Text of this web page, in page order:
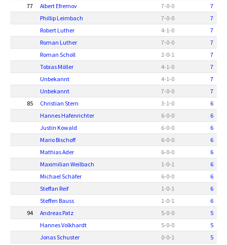
77
Albert Efremov 7-0-0
7
Phillip Leimbach
7-0-0
7
Robert Luther
4-1-0
7
Roman Luther
7-0-0
7
Roman Scholl
2-0-1
7
Tobias Möller
4-1-0
7
Unbekannt
4-1-0
7
Unbekannt
7-0-0
7
85
Christian Stern 3-1-0
6
Hannes Hafenrichter
6-0-0
6
Justin Kowald
6-0-0
6
Mario Bischoff
6-0-0
6
Mathias Ader
6-0-0
6
Maximilian Weilbach
1-0-1
6
Michael Schäfer
6-0-0
6
Steffan Reif
1-0-1
6
Steffen Bauss
1-0-1
6
94
Andreas Patz 5-0-0
5
Hannes Volkhardt
5-0-0
5
Jonas Schuster
0-0-1
5